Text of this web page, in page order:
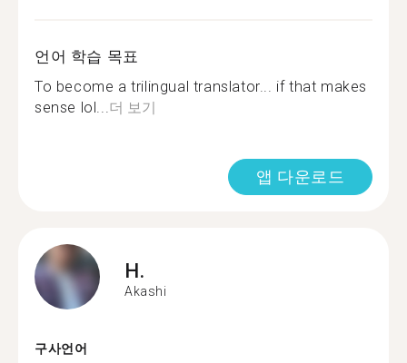
언어 학습 목표
To become a trilingual translator... if that makes
sense lol...더 보기
앱 다운로드
H.
Akashi
구사언어